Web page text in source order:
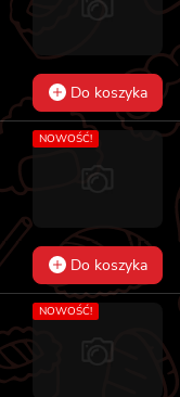
Do koszyka
NOWOŚĆ!
Do koszyka
NOWOŚĆ!